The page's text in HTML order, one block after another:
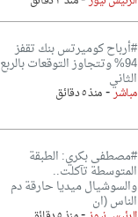
#أرباح كوميرتس بنك تقفز
94% وتتجاوز التوقعات بالربع
الثاني
مباشر-منذ ٥ دقائق
#مصطفى بكري: الطبقة
المتوسطة تآكلت..
والسوشيال ميديا حارقة دم
الناس (ان